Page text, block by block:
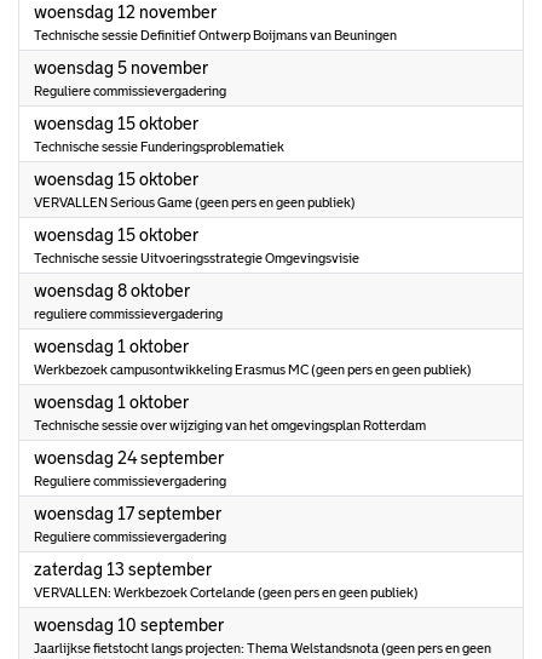
woensdag 12 november2025
Technische sessie Definitief Ontwerp Boijmans van Beuningen
woensdag 5 november2025
Reguliere commissievergadering
woensdag 15 oktober2025
Technische sessie Funderingsproblematiek
woensdag 15 oktober2025
VERVALLEN Serious Game (geen pers en geen publiek)
woensdag 15 oktober2025
Technische sessie Uitvoeringsstrategie Omgevingsvisie
woensdag 8 oktober2025
reguliere commissievergadering
woensdag 1 oktober2025
Werkbezoek campusontwikkeling Erasmus MC (geen pers en geen publiek)
woensdag 1 oktober2025
Technische sessie over wijziging van het omgevingsplan Rotterdam
woensdag 24 september2025
Reguliere commissievergadering
woensdag 17 september2025
Reguliere commissievergadering
zaterdag 13 september2025
VERVALLEN: Werkbezoek Cortelande (geen pers en geen publiek)
woensdag 10 september2025
Jaarlijkse fietstocht langs projecten: Thema Welstandsnota (geen pers en geen